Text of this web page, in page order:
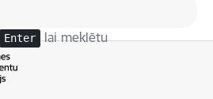
Enter lai meklētu